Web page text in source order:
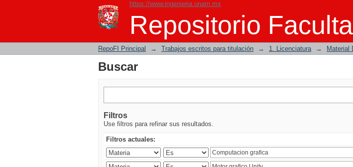
https://www.ingenieria.unam.mx
Repositorio
Buscar
RepoFI Principal → Trabajos escritos para titulación → 1. Licenciatura → Material
Buscar
Filtros
Use filtros para refinar sus resultados.
Filtros actuales: